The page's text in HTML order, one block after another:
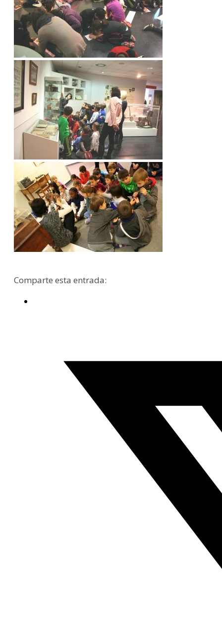
Comparte esta entrada: